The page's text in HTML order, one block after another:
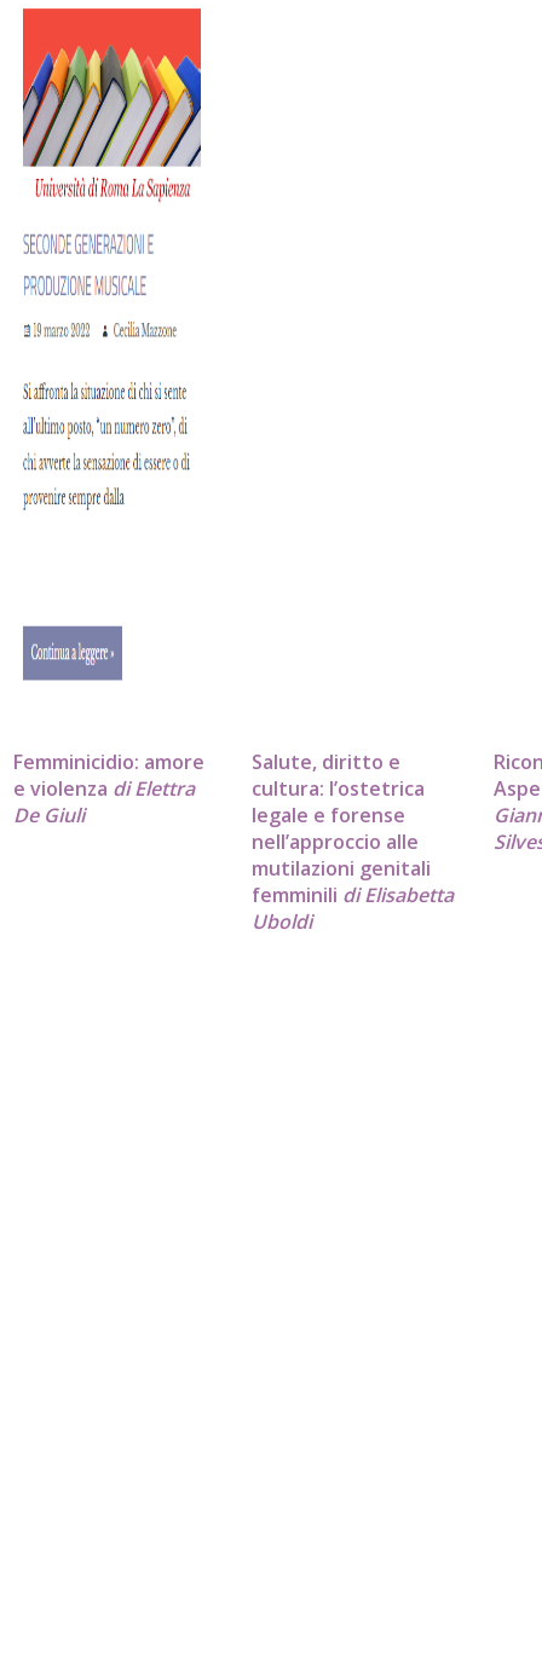
Femminicidio: amore
e violenza di Elettra
De Giuli
Salute, diritto e
cultura: l’ostetrica
legale e forense
nell’approccio alle
mutilazioni genitali
femminili di Elisabetta
Uboldi